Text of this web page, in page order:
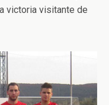
victoria visitante de